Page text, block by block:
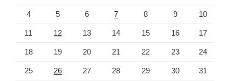
4 5 6 7 8 9 10
11 12 13 14 15 16 17
18 19 20 21 22 23 24
25 26 27 28 29 30 31